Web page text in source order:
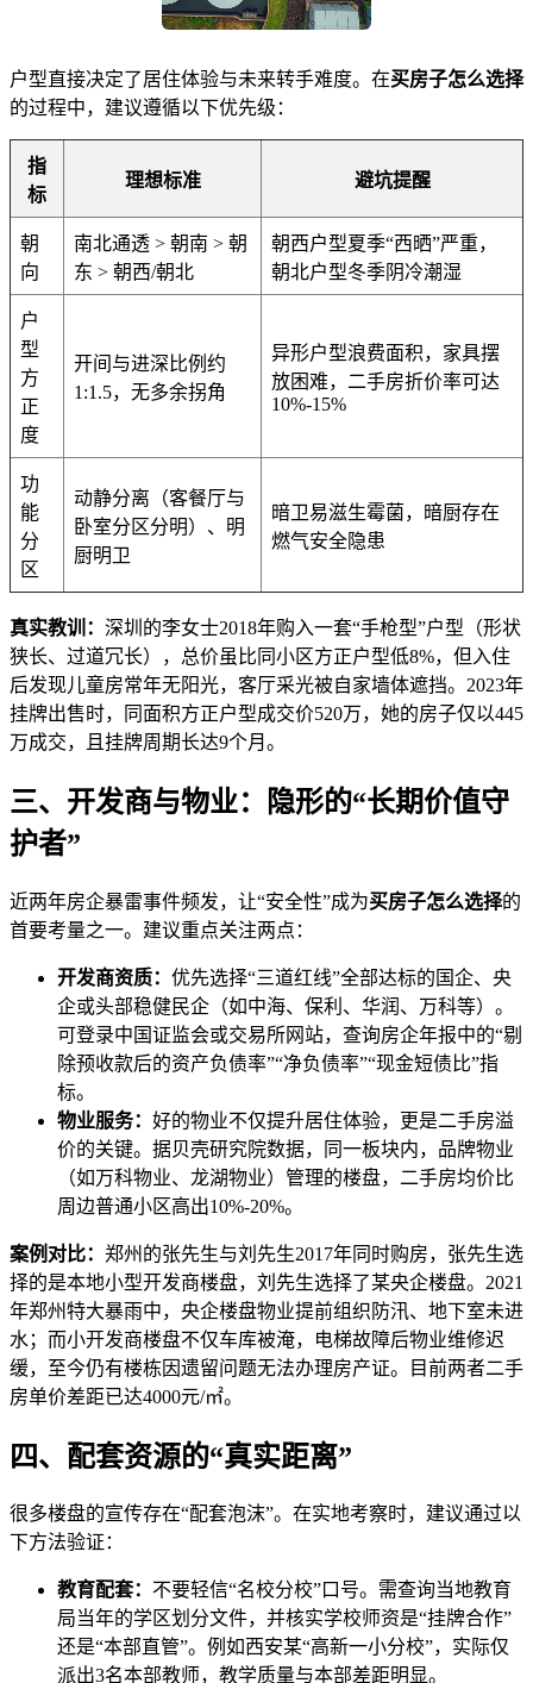
户型直接决定了居住体验与未来转手难度。在买房子怎么选择
的过程中，建议遵循以下优先级：
指
标
理想标准 避坑提醒
朝
向
南北通透 > 朝南 > 朝
东 > 朝西/朝北
朝西户型夏季“西晒”严重，
朝北户型冬季阴冷潮湿
户
型
方
正
度
开间与进深比例约
1:1.5，无多余拐角
异形户型浪费面积，家具摆
放困难，二手房折价率可达
10%-15%
功
能
分
区
动静分离（客餐厅与
卧室分区分明）、明
厨明卫
暗卫易滋生霉菌，暗厨存在
燃气安全隐患
真实教训： 深圳的李女士2018年购入一套“手枪型”户型（形状
狭长、过道冗长），总价虽比同小区方正户型低8%，但入住
后发现儿童房常年无阳光，客厅采光被自家墙体遮挡。2023年
挂牌出售时，同面积方正户型成交价520万，她的房子仅以445
万成交，且挂牌周期长达9个月。
三、开发商与物业：隐形的“长期价值守
护者”
近两年房企暴雷事件频发，让“安全性”成为买房子怎么选择的
首要考量之一。建议重点关注两点：
开发商资质： 优先选择“三道红线”全部达标的国企、央
企或头部稳健民企（如中海、保利、华润、万科等）。
可登录中国证监会或交易所网站，查询房企年报中的“剔
除预收款后的资产负债率”“净负债率”“现金短债比”指
标。
物业服务： 好的物业不仅提升居住体验，更是二手房溢
价的关键。据贝壳研究院数据，同一板块内，品牌物业
（如万科物业、龙湖物业）管理的楼盘，二手房均价比
周边普通小区高出10%-20%。
案例对比： 郑州的张先生与刘先生2017年同时购房，张先生选
择的是本地小型开发商楼盘，刘先生选择了某央企楼盘。2021
年郑州特大暴雨中，央企楼盘物业提前组织防汛、地下室未进
水；而小开发商楼盘不仅车库被淹，电梯故障后物业维修迟
缓，至今仍有楼栋因遗留问题无法办理房产证。目前两者二手
房单价差距已达4000元/㎡。
四、配套资源的“真实距离”
很多楼盘的宣传存在“配套泡沫”。在实地考察时，建议通过以
下方法验证：
教育配套： 不要轻信“名校分校”口号。需查询当地教育
局当年的学区划分文件，并核实学校师资是“挂牌合作”
还是“本部直管”。例如西安某“高新一小分校”，实际仅
派出3名本部教师，教学质量与本部差距明显。